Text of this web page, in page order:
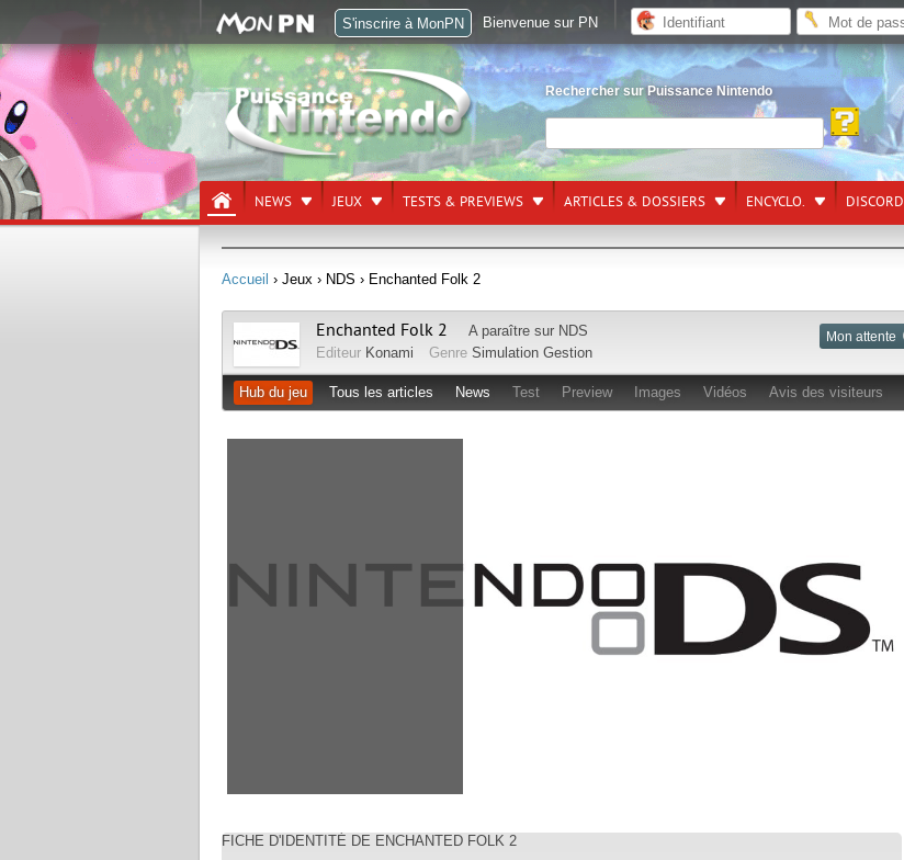
Rechercher sur Puissance Nintendo
NEWS JEUX TESTS & PREVIEWS ARTICLES & DOSSIERS ENCYCLO. DISCORD
Accueil › Jeux › NDS › Enchanted Folk 2
Mon attente
Enchanted Folk 2 A paraître sur NDS
Editeur Konami Genre Simulation Gestion
Hub du jeu Tous les articles News Test Preview Images Vidéos Avis des visiteurs
FICHE D'IDENTITÉ DE ENCHANTED FOLK 2
S'inscrire à MonPN Bienvenue sur PN